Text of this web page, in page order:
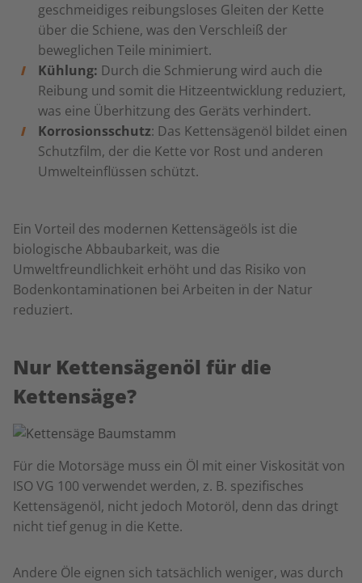
geschmeidiges reibungsloses Gleiten der Kette
über die Schiene, was den Verschleiß der
beweglichen Teile minimiert.
Kühlung: Durch die Schmierung wird auch die
Reibung und somit die Hitzeentwicklung reduziert,
was eine Überhitzung des Geräts verhindert.
Korrosionsschutz: Das Kettensägenöl bildet einen
Schutzfilm, der die Kette vor Rost und anderen
Umwelteinflüssen schützt.
Ein Vorteil des modernen Kettensägeöls ist die
biologische Abbaubarkeit, was die
Umweltfreundlichkeit erhöht und das Risiko von
Bodenkontaminationen bei Arbeiten in der Natur
reduziert.
Nur Kettensägenöl für die
Kettensäge?
Für die Motorsäge muss ein Öl mit einer Viskosität von
ISO VG 100 verwendet werden, z. B. spezifisches
Kettensägenöl, nicht jedoch Motoröl, denn das dringt
nicht tief genug in die Kette.
Andere Öle eignen sich tatsächlich weniger, was durch